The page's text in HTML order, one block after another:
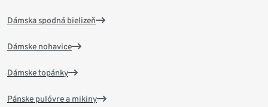
Dámska spodná bielizeň
Dámske nohavice
Dámske topánky
Pánske pulóvre a mikiny